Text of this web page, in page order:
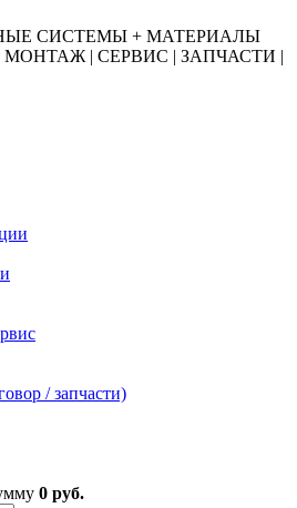
СИСТЕМЫ + МАТЕРИАЛЫ
| СЕРВИС | ЗАПЧАСТИ |
/ запчасти)
0 руб.